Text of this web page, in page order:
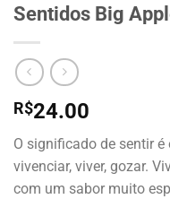
Sentidos Big
R$24.00
O significado de sentir é
vivenciar, viver, gozar.
com um sabor muito